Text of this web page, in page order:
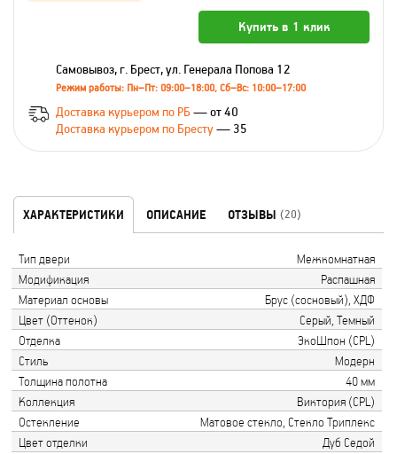
Купить в 1 клик
Самовывоз, г. Брест, ул. Генерала Попова 12
Режим работы: Пн–Пт: 09:00–18:00, Сб–Вс: 10:00–17:00
Доставка курьером по РБ — от 40
Доставка курьером по Бресту— 35
ХАРАКТЕРИСТИКИ ОПИСАНИЕ ОТЗЫВЫ (20)
Тип двери
Межкомнатная
Модификация
Распашная
Материал основы
Брус (сосновый), ХДФ
Цвет (Оттенок)
Серый, Темный
Отделка
ЭкоШпон (CPL)
Стиль
Модерн
Толщина полотна
40 мм
Коллекция
Виктория (CPL)
Остекление
Матовое стекло, Стекло Триплекс
Цвет отделки
Дуб Седой